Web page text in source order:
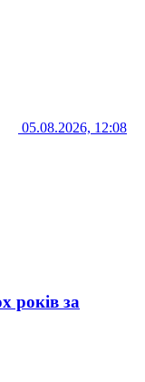
05.08.2026, 12:08
років за